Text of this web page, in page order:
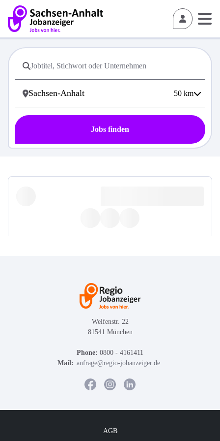
50 km
Jobs finden
Welfenstr. 22
81541 München
Phone: 0800 - 4161411
Mail: anfrage@regio-jobanzeiger.de
AGB